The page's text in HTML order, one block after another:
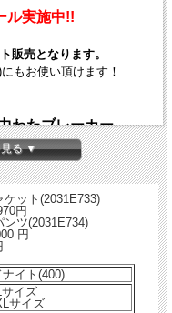
ル実施中!!
販売となります。
もお使い頂けます！
わたブレーカー
供・表地には優れたはっ水性を
採用
カーフーディー・コレクション
ト）一人一人の「志」を表現し
ションネーム、部活生（アスリ
HIGHER（今の自分を超
をプリントを採用
を熱感知センサーのある背中に
るBACKWARMを採用
た環境にも配慮したウエア
見る ▼
ット(2031E733)
円
ツ(2031E734)
円
ナイト(400)
サイズ
サイズ